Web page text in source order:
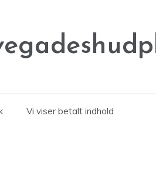
Vi viser betalt indhold